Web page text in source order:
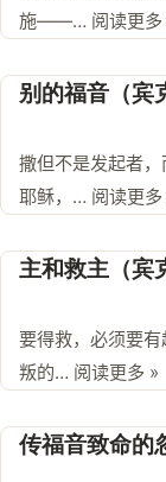
施——… 阅读更多
别的福音（宾
撒但不是发起者
耶稣，… 阅读更多
主和救主（宾
要得救，必须要有
叛的… 阅读更多 »
传福音致命的